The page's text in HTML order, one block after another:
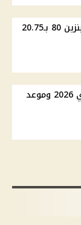
أسعار الوقود في مصر اليوم .. بنزين 80 بـ20.75
موقف ترحيل إجازة المولد النبوي 2026 وموعد